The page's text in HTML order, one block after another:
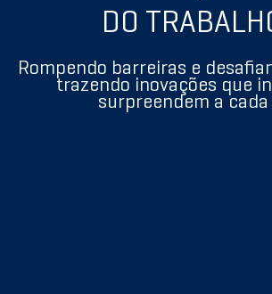
DO
Rompendo barreiras e
trazendo inovações que
surpreendem a cada